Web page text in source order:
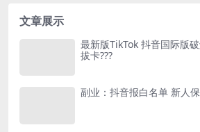
文章展示
最新版TikTok 抖音国际版
拔卡???
副业：抖音报白名单 新人